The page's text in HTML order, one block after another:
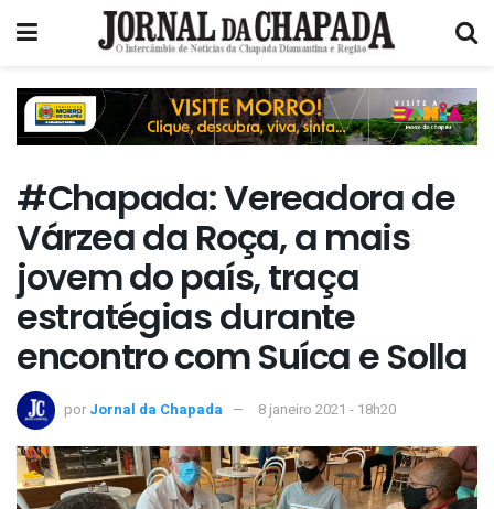
#Chapada: Vereadora de
Várzea da Roça, a mais
jovem do país, traça
estratégias durante
encontro com Suíca e Solla
por Jornal da Chapada 8 janeiro 2021 - 18h20